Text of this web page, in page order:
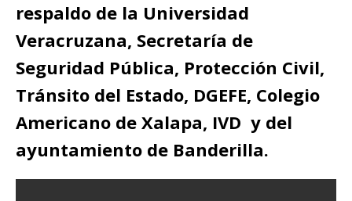
respaldo de la Universidad
Veracruzana, Secretaría de
Seguridad Pública, Protección Civil,
Tránsito del Estado, DGEFE, Colegio
Americano de Xalapa, IVD y del
ayuntamiento de Banderilla.